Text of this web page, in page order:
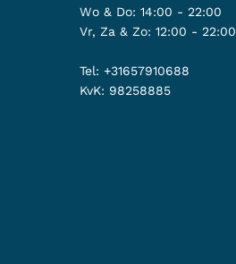
Wo & Do: 14:00 - 22:00
Vr, Za & Zo: 12:00 - 22:00
Tel: +31657910688
KvK: 98258885